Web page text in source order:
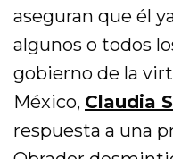
aseguran que él
algunos o todos
gobierno de la
México, Claudia
respuesta a una